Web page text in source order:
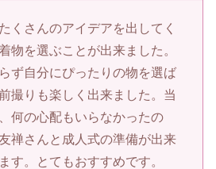
くさんのアイデアを出してく
物を選ぶことが出来ました。
ず自分にぴったりの物を選ば
撮りも楽しく出来ました。当
何の心配もいらなかったの
禅さんと成人式の準備が出来
す。とてもおすすめです。